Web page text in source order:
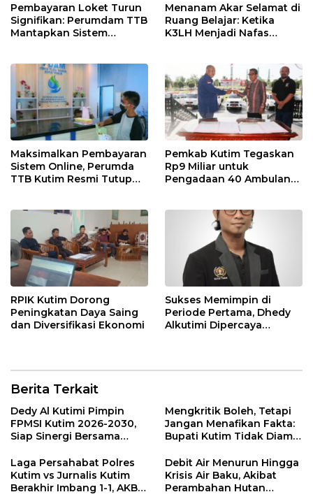
Pembayaran Loket Turun
Signifikan: Perumdam TTB
Mantapkan Sistem
Menanam Akar Selamat di
Ruang Belajar: Ketika
K3LH Menjadi Nafas
Maksimalkan Pembayaran
Sistem Online, Perumda
TTB Kutim Resmi Tutup
Pemkab Kutim Tegaskan
Rp9 Miliar untuk
Pengadaan 40 Ambulans,
RPIK Kutim Dorong
Peningkatan Daya Saing
dan Diversifikasi Ekonomi
Sukses Memimpin di
Periode Pertama, Dhedy
Alkutimi Dipercaya
Berita Terkait
Dedy Al Kutimi Pimpin
FPMSI Kutim 2026-2030,
Siap Sinergi Bersama
Mengkritik Boleh, Tetapi
Jangan Menafikan Fakta:
Bupati Kutim Tidak Diam
Laga Persahabat Polres
Kutim vs Jurnalis Kutim
Berakhir Imbang 1-1, AKBP
Debit Air Menurun Hingga
Krisis Air Baku, Akibat
Perambahan Hutan